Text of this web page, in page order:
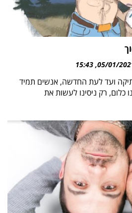
05/01/
15:43
ועד לעת החדשה, אנשים תמיד
רק ניסינו לעשות את